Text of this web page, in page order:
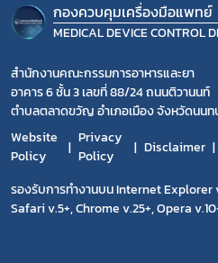
กองควบคุมเครื่องมือแพทย์
MEDICAL DEVICE CONTROL
สำนักงานคณะกรรมการอาหารและยา
อาคาร 6 ชั้น 3 เลขที่ 88/24 ถนนติวานนท์
ตำบลตลาดขวัญ อำเภอเมือง จังหวัดนนท
Website
Policy
Privacy
Policy
Disclaimer
รองรับการทำงานบน Internet Explorer
Safari v.5+, Chrome v.25+, Opera